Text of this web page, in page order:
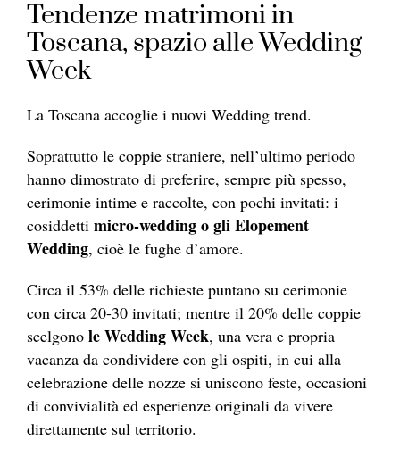
Tendenze matrimoni in
Toscana, spazio alle Wedding
Week
La Toscana accoglie i nuovi Wedding trend.
Soprattutto le coppie straniere, nell’ultimo periodo
hanno dimostrato di preferire, sempre più spesso,
cerimonie intime e raccolte, con pochi invitati: i
cosiddetti micro-wedding o gli Elopement
Wedding, cioè le fughe d’amore.
Circa il 53% delle richieste puntano su cerimonie
con circa 20-30 invitati; mentre il 20% delle coppie
scelgono le Wedding Week, una vera e propria
vacanza da condividere con gli ospiti, in cui alla
celebrazione delle nozze si uniscono feste, occasioni
di convivialità ed esperienze originali da vivere
direttamente sul territorio.